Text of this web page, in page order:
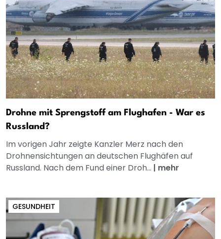
Drohne mit Sprengstoff am Flughafen - War es
Russland?
Im vorigen Jahr zeigte Kanzler Merz nach den
Drohnensichtungen an deutschen Flughäfen auf
Russland. Nach dem Fund einer Droh... | mehr
GESUNDHEIT